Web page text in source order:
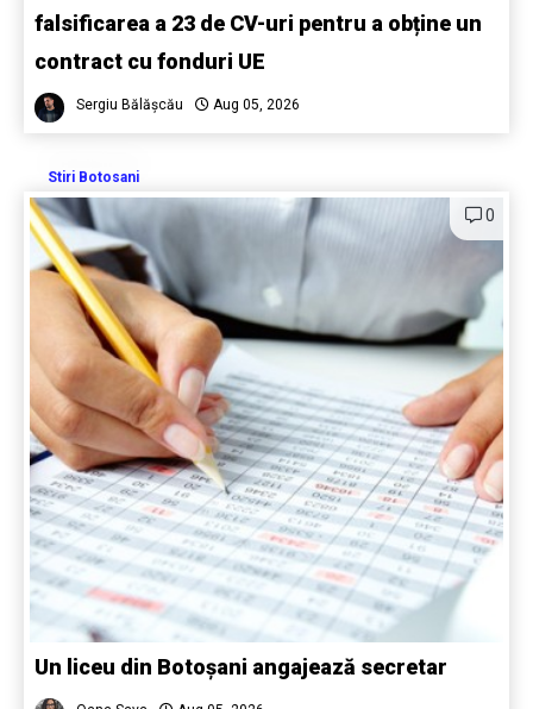
falsificarea a 23 de CV-uri pentru a obține un
contract cu fonduri UE
Sergiu Bălășcău Aug 05, 2026
Stiri Botosani
0
Un liceu din Botoșani angajează secretar